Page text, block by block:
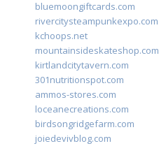
bluemoongiftcards.com
rivercitysteampunkexpo.com
kchoops.net
mountainsideskateshop.com
kirtlandcitytavern.com
301nutritionspot.com
ammos-stores.com
loceanecreations.com
birdsongridgefarm.com
joiedevivblog.com